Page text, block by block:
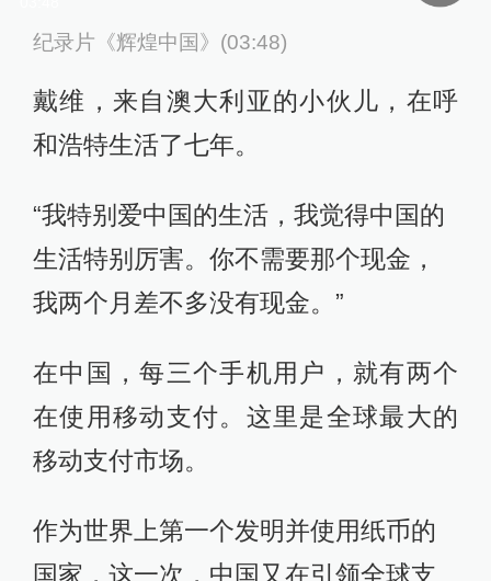
纪录片《辉煌中国》(03:48)
戴维，来自澳大利亚的小伙儿，在呼
和浩特生活了七年。
“我特别爱中国的生活，我觉得中国的
生活特别厉害。你不需要那个现金，
我两个月差不多没有现金。”
在中国，每三个手机用户，就有两个
在使用移动支付。这里是全球最大的
移动支付市场。
作为世界上第一个发明并使用纸币的
国家，这一次，中国又在引领全球支